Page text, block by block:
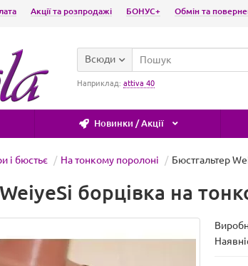
Акції та розпродажі БОНУС+ Обмін та
Всюди
Наприклад: attiva 40
Новинки / Акції
і бюстьє На тонкому поролоні Бюстгальтер
борцівка на